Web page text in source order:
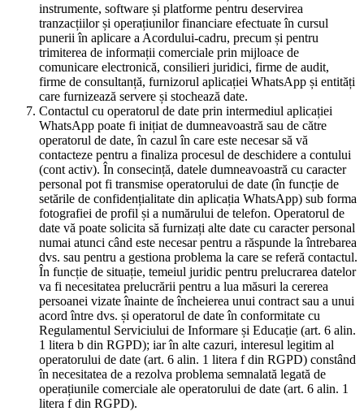
instrumente, software și platforme pentru deservirea
tranzacțiilor și operațiunilor financiare efectuate în cursul
punerii în aplicare a Acordului-cadru, precum și pentru
trimiterea de informații comerciale prin mijloace de
comunicare electronică, consilieri juridici, firme de audit,
firme de consultanță, furnizorul aplicației WhatsApp și entități
care furnizează servere și stochează date.
Contactul cu operatorul de date prin intermediul aplicației
WhatsApp poate fi inițiat de dumneavoastră sau de către
operatorul de date, în cazul în care este necesar să vă
contacteze pentru a finaliza procesul de deschidere a contului
(cont activ). În consecință, datele dumneavoastră cu caracter
personal pot fi transmise operatorului de date (în funcție de
setările de confidențialitate din aplicația WhatsApp) sub forma
fotografiei de profil și a numărului de telefon. Operatorul de
date vă poate solicita să furnizați alte date cu caracter personal
numai atunci când este necesar pentru a răspunde la întrebarea
dvs. sau pentru a gestiona problema la care se referă contactul.
În funcție de situație, temeiul juridic pentru prelucrarea datelor
va fi necesitatea prelucrării pentru a lua măsuri la cererea
persoanei vizate înainte de încheierea unui contract sau a unui
acord între dvs. și operatorul de date în conformitate cu
Regulamentul Serviciului de Informare și Educație (art. 6 alin.
1 litera b din RGPD); iar în alte cazuri, interesul legitim al
operatorului de date (art. 6 alin. 1 litera f din RGPD) constând
în necesitatea de a rezolva problema semnalată legată de
operațiunile comerciale ale operatorului de date (art. 6 alin. 1
litera f din RGPD).